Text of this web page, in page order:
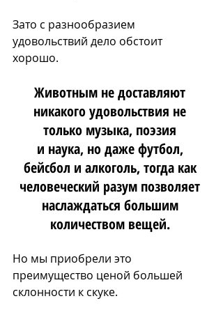
Зато с разнообразием
удовольствий дело обстоит
хорошо.
Животным не доставляют
никакого удовольствия не
только музыка, поэзия
и наука, но даже футбол,
бейсбол и алкоголь, тогда как
человеческий разум позволяет
наслаждаться большим
количеством вещей.
Но мы приобрели это
преимущество ценой большей
склонности к скуке.